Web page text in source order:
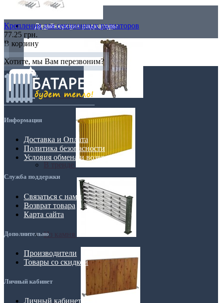
Дизайнерские радиаторы
Retro стиль
Из камня
Крепления для секционных радиаторов
77.25 грн.
В корзину
Хотите, мы Вам перезвоним?
Информация
Доставка и Оплата
Политика безопасности
Условия обмена и возврата
Служба поддержки
Связаться с нами
Возврат товара
Карта сайта
Дополнительно
Производители
Товары со скидкой
Личный кабинет
Личный кабинет